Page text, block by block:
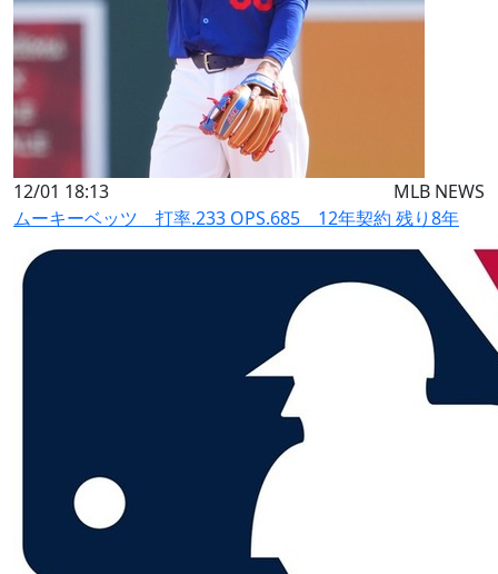
12/01 18:13
MLB NEWS
ムーキーベッツ 打率.233 OPS.685 12年契約 残り8年